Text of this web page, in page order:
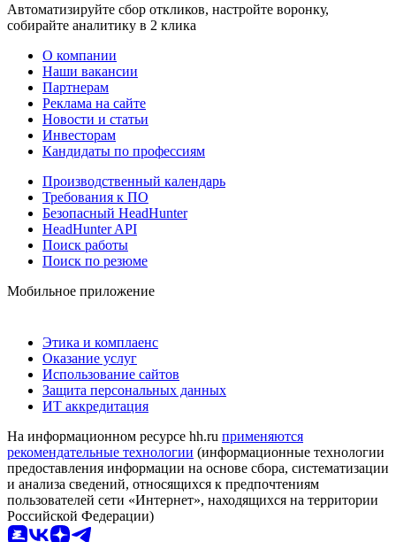
Автоматизируйте сбор откликов, настройте воронку,
собирайте аналитику в 2 клика
О компании
Наши вакансии
Партнерам
Реклама на сайте
Новости и статьи
Инвесторам
Кандидаты по профессиям
Производственный календарь
Требования к ПО
Безопасный HeadHunter
HeadHunter API
Поиск работы
Поиск по резюме
Мобильное приложение
Этика и комплаенс
Оказание услуг
Использование сайтов
Защита персональных данных
ИТ аккредитация
На информационном ресурсе hh.ru применяются
рекомендательные технологии (информационные технологии
предоставления информации на основе сбора, систематизации
и анализа сведений, относящихся к предпочтениям
пользователей сети «Интернет», находящихся на территории
Российской Федерации)